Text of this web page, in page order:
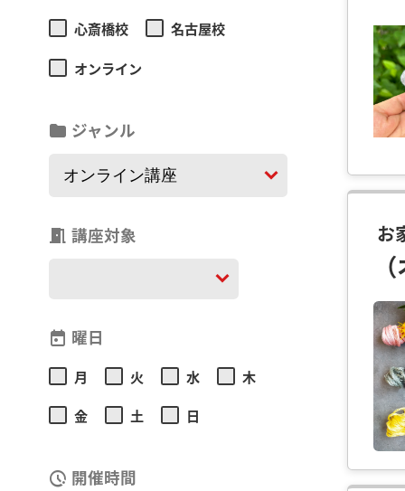
心斎橋校 名古屋校
オンライン
folder ジャンル
meeting_room 講座対象
today 曜日
月 火 水 木
金 土 日
pace 開催時間
お